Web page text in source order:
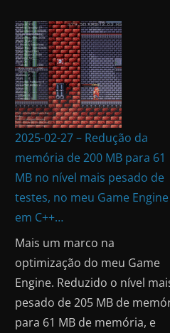
2025-02-27 – Redução da
memória de 200 MB para 61
MB no nível mais pesado de
testes, no meu Game Engine
em C++…
Mais um marco na
optimização do meu Game
Engine. Reduzido o nível
pesado de 205 MB de
para 61 MB de memória, e